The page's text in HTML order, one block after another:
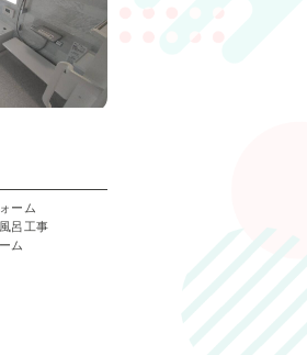
ーム
呂工事
ム